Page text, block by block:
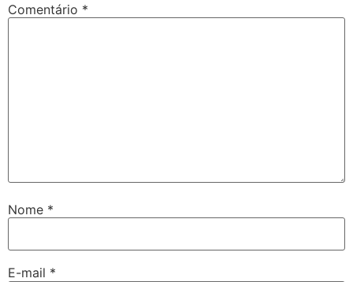
Comentário *
Nome *
E-mail *